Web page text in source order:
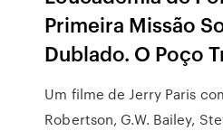
Primeira Missão
Dublado. O Poço
Um filme de Jerry Paris
Robertson, G.W. Bailey,